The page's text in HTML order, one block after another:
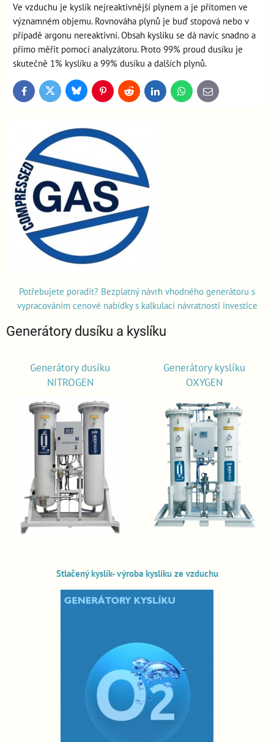
Ve vzduchu je kyslík nejreaktivnější plynem a je přítomen ve
významném objemu. Rovnováha plynů je buď stopová nebo v
případě argonu nereaktivní. Obsah kyslíku se dá navíc snadno a
přímo měřit pomocí analyzátoru. Proto 99% proud dusíku je
skutečně 1% kyslíku a 99% dusíku a dalších plynů.
FacebookTwitter BlueskyPinterestReddit LinkedInWhatsApp
E-
mail
Potřebujete poradit? Bezplatný návrh vhodného generátoru s
vypracováním cenové nabídky s kalkulací návratnosti investice
Generátory dusíku a kyslíku
Generátory dusíku
NITROGEN
Generátory kyslíku
OXYGEN
Stlačený kyslík- výroba kyslíku ze vzduchu